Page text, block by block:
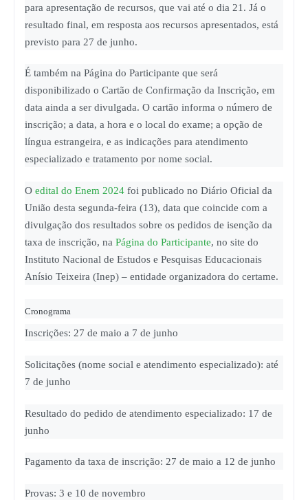
para apresentação de recursos, que vai até o dia 21. Já o
resultado final, em resposta aos recursos apresentados, está
previsto para 27 de junho.
É também na Página do Participante que será
disponibilizado o Cartão de Confirmação da Inscrição, em
data ainda a ser divulgada. O cartão informa o número de
inscrição; a data, a hora e o local do exame; a opção de
língua estrangeira, e as indicações para atendimento
especializado e tratamento por nome social.
O edital do Enem 2024 foi publicado no Diário Oficial da
União desta segunda-feira (13), data que coincide com a
divulgação dos resultados sobre os pedidos de isenção da
taxa de inscrição, na Página do Participante, no site do
Instituto Nacional de Estudos e Pesquisas Educacionais
Anísio Teixeira (Inep) – entidade organizadora do certame.
Cronograma
Inscrições: 27 de maio a 7 de junho
Solicitações (nome social e atendimento especializado): até
7 de junho
Resultado do pedido de atendimento especializado: 17 de
junho
Pagamento da taxa de inscrição: 27 de maio a 12 de junho
Provas: 3 e 10 de novembro